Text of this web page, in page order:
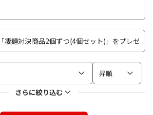
昇順
さらに絞り込む